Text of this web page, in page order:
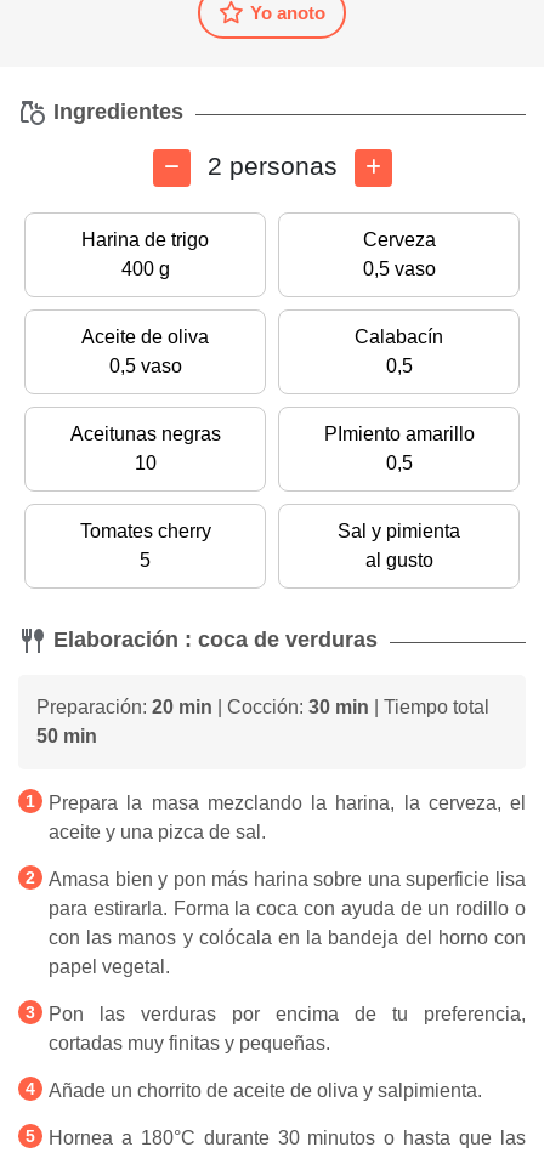
Yo anoto
Ingredientes
2 personas
Harina de trigo
400 g
Cerveza
0,5 vaso
Aceite de oliva
0,5 vaso
Calabacín
0,5
Aceitunas negras
10
PImiento amarillo
0,5
Tomates cherry
5
Sal y pimienta
al gusto
Elaboración : coca de verduras
Preparación: 20 min | Cocción: 30 min | Tiempo total
50 min
Prepara la masa mezclando la harina, la cerveza, el
aceite y una pizca de sal.
Amasa bien y pon más harina sobre una superficie lisa
para estirarla. Forma la coca con ayuda de un rodillo o
con las manos y colócala en la bandeja del horno con
papel vegetal.
Pon las verduras por encima de tu preferencia,
cortadas muy finitas y pequeñas.
Añade un chorrito de aceite de oliva y salpimienta.
Hornea a 180°C durante 30 minutos o hasta que las